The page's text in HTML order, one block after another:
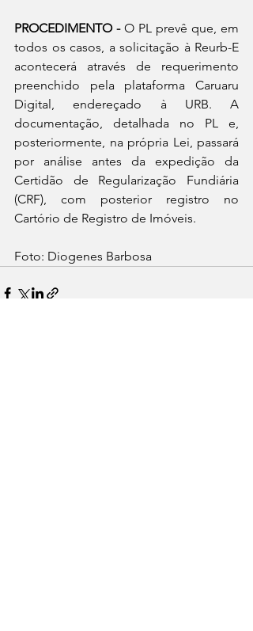
PROCEDIMENTO - O PL prevê que, em
todos os casos, a solicitação à Reurb-E
acontecerá através de requerimento
preenchido pela plataforma Caruaru
Digital, endereçado à URB. A
documentação, detalhada no PL e,
posteriormente, na própria Lei, passará
por análise antes da expedição da
Certidão de Regularização Fundiária
(CRF), com posterior registro no
Cartório de Registro de Imóveis.
Foto: Diogenes Barbosa